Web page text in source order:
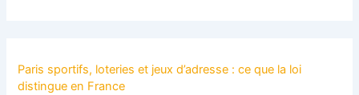
Paris sportifs, loteries et jeux d’adresse : ce que la loi
distingue en France